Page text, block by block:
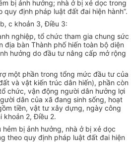
bị ảnh hưởng; nhà ở bị xẻ dọc trong
quy định pháp luật đất đai hiện hành”.
c khoản 3, Điều 3:
nghiệp, tổ chức tham gia chung sức
địa bàn Thành phố hiến toàn bộ diện
hưởng do đầu tư nâng cấp mở rộng
một phần trong tổng mức đầu tư của
và vật kiến trúc dân hiến), phần còn
chức, vận động người dân hưởng lợi
dân của xã đang sinh sống, hoạt
tiền, vật tư xây dựng, ngày công
khoản 2, Điều 2.
bị ảnh hưởng, nhà ở bị xẻ dọc
theo quy định pháp luật đất đai hiện